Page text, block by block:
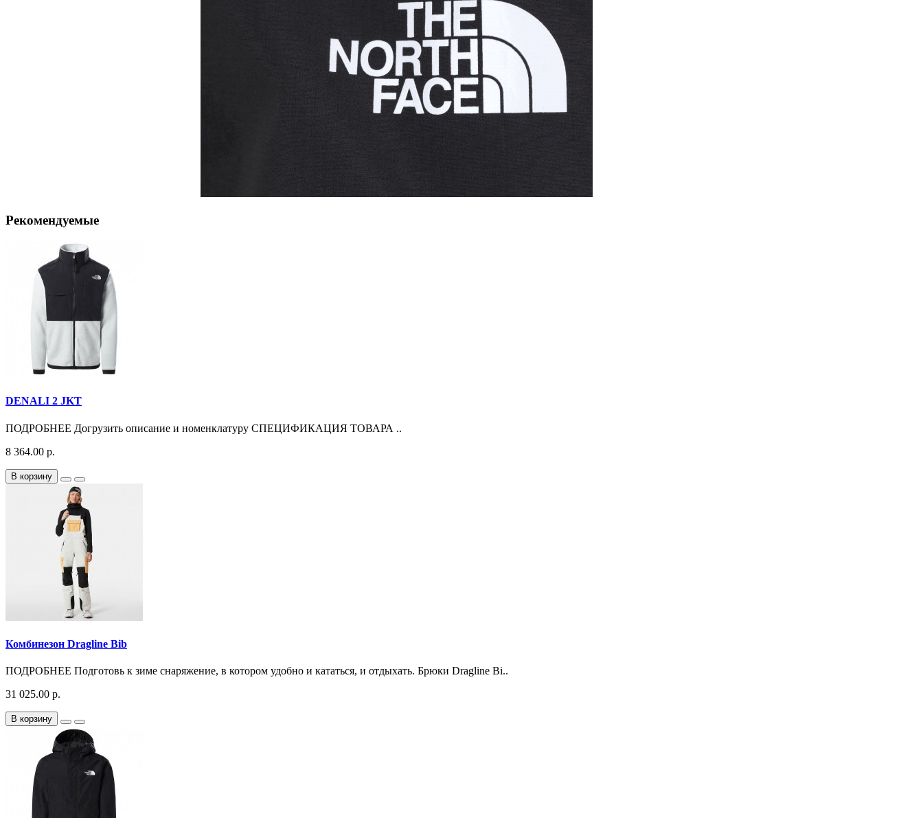
Рекомендуемые
DENALI 2 JKT
ПОДРОБНЕЕ Догрузить описание и номенклатуру СПЕЦИФИКАЦИЯ ТОВАРА ..
8 364.00 р.
В корзину
Комбинезон Dragline Bib
ПОДРОБНЕЕ Подготовь к зиме снаряжение, в котором удобно и кататься, и отдыхать. Брюки Dragline Bi..
31 025.00 р.
В корзину